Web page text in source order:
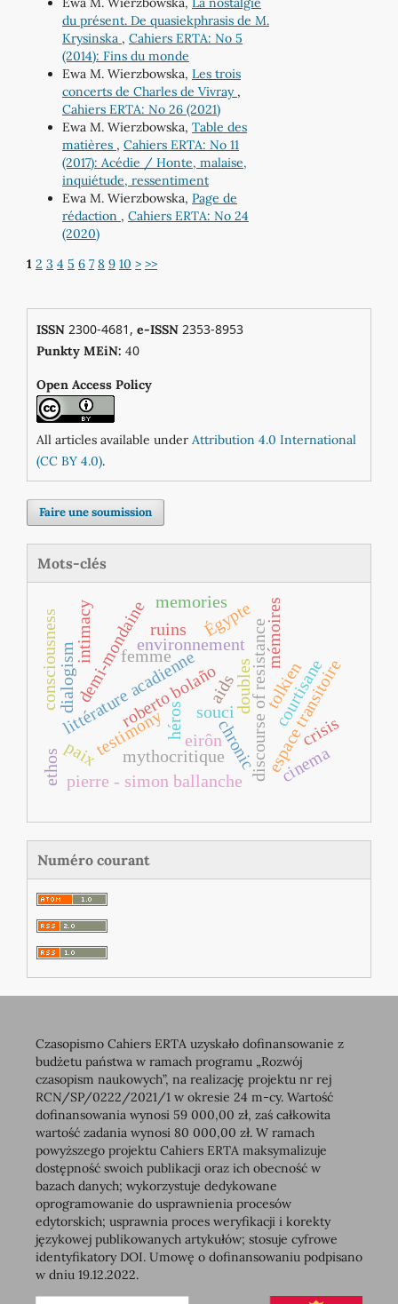
du présent. De quasiekphrasis de M.
Krysinska , Cahiers ERTA: No 5
(2014): Fins du monde
Ewa M. Wierzbowska, Les trois
concerts de Charles de Vivray ,
Cahiers ERTA: No 26 (2021)
Ewa M. Wierzbowska, Table des
matières , Cahiers ERTA: No 11
(2017): Acédie / Honte, malaise,
inquiétude, ressentiment
Ewa M. Wierzbowska, Page de
rédaction , Cahiers ERTA: No 24
(2020)
1 2 3 4 5 6 7 8 9 10 > >>
ISSN2300-4681, e-ISSN2353-8953
Punkty MEiN: 40
Open Access Policy
All articles available under Attribution 4.0 International
(CC BY 4.0).
Faire une soumission
Mots-clés
roberto bolaño
souci
chronicdiscourse of resistance
littérature acadienne espace transitoire
environnement
testimony
doubles
héros
mythocritique
tolkien
mémoires
courtisane
demi-mondaine
dialogism
intimacy Égypte
pierre ‐ simon ballanche
paix
femme
consciousness aids
memories
ruins
cinema
crisis
ethos
eirôn
Numéro courant
Czasopismo Cahiers ERTA uzyskało dofinansowanie z
budżetu państwa w ramach programu „Rozwój
czasopism naukowych”, na realizację projektu nr rej
RCN/SP/0222/2021/1 w okresie 24 m-cy. Wartość
dofinansowania wynosi 59 000,00 zł, zaś całkowita
wartość zadania wynosi 80 000,00 zł. W ramach
powyższego projektu Cahiers ERTA maksymalizuje
dostępność swoich publikacji oraz ich obecność w
bazach danych; wykorzystuje dedykowane
oprogramowanie do usprawnienia procesów
edytorskich; usprawnia proces weryfikacji i korekty
językowej publikowanych artykułów; stosuje cyfrowe
identyfikatory DOI. Umowę o dofinansowaniu podpisano
w dniu 19.12.2022.